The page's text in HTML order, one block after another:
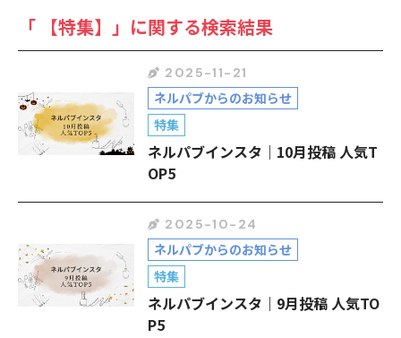
「 【特集】」に関する検索結果
2025-11-21
ネルパブからのお知らせ
特集
ネルパブインスタ｜10月投稿 人気T
OP5
2025-10-24
ネルパブからのお知らせ
特集
ネルパブインスタ｜9月投稿 人気TO
P5